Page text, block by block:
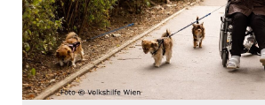
Greystar
Grossmann + Kaswurm Immobilien
Gutwerk Immobilien Treuhand
HANDLER Gruppe